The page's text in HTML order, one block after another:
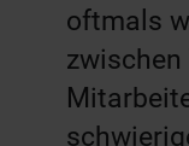
oftmals
zwischen